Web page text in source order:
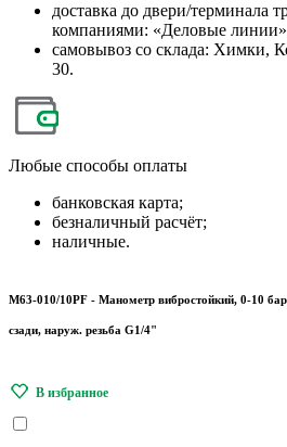
доставка до двери/терминала
компаниями: «Деловые
самовывоз со склада: Химки,
30.
Любые способы оплаты
банковская карта;
безналичный расчёт;
наличные.
M63-010/10PF - Манометр вибростойкий, 0-10
сзади, наруж. резьба G1/4"